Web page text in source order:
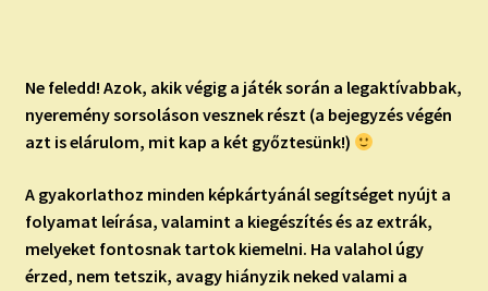
Ne feledd! Azok, akik végig a játék során a legaktívabbak,
nyeremény sorsoláson vesznek részt (a bejegyzés végén
azt is elárulom, mit kap a két győztesünk!)
A gyakorlathoz minden képkártyánál segítséget nyújt a
folyamat leírása, valamint a kiegészítés és az extrák,
melyeket fontosnak tartok kiemelni. Ha valahol úgy
érzed, nem tetszik, avagy hiányzik neked valami a